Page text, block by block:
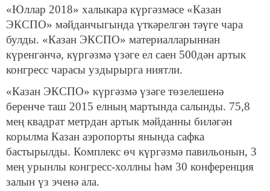
«Юллар 2018» халыкара күргәзмәсе «Казан
ЭКСПО» мәйданчыгында үткәрелгән тәүге чара
булды. «Казан ЭКСПО» материалларыннан
күренгәнчә, күргәзмә үзәге ел саен 500дән артык
конгресс чарасы уздырырга ниятли.
«Казан ЭКСПО» күргәзмә үзәге төзелешенә
беренче таш 2015 елның мартында салынды. 75,8
мең квадрат метрдан артык мәйданны биләгән
корылма Казан аэропорты янында сафка
бастырылды. Комплекс өч күргәзмә павильонын, 3
мең урынлы конгресс-холлны һәм 30 конференция
залын үз эченә ала.